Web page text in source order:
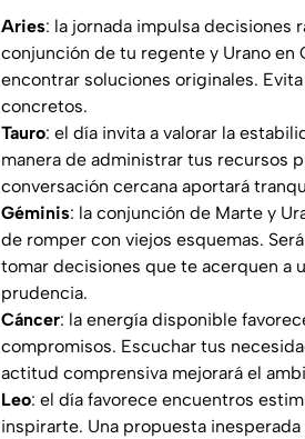
Aries: la jornada impulsa decisiones
conjunción de tu regente y Urano en
encontrar soluciones originales.
concretos.
Tauro: el día invita a valorar la
manera de administrar tus recursos
conversación cercana aportará
Géminis: la conjunción de Marte y
de romper con viejos esquemas.
tomar decisiones que te acerquen a
prudencia.
Cáncer: la energía disponible
compromisos. Escuchar tus
actitud comprensiva mejorará el
Leo: el día favorece encuentros
inspirarte. Una propuesta